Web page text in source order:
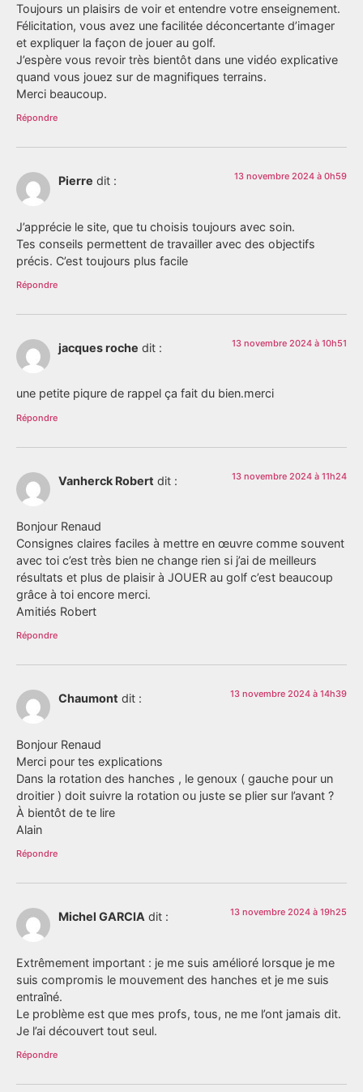
Toujours un plaisirs de voir et entendre votre enseignement.
Félicitation, vous avez une facilitée déconcertante d’imager
et expliquer la façon de jouer au golf.
J’espère vous revoir très bientôt dans une vidéo explicative
quand vous jouez sur de magnifiques terrains.
Merci beaucoup.
Répondre
Pierre dit : 13 novembre 2024 à 0h59
J’apprécie le site, que tu choisis toujours avec soin.
Tes conseils permettent de travailler avec des objectifs
précis. C’est toujours plus facile
Répondre
jacques roche dit : 13 novembre 2024 à 10h51
une petite piqure de rappel ça fait du bien.merci
Répondre
Vanherck Robert dit : 13 novembre 2024 à 11h24
Bonjour Renaud
Consignes claires faciles à mettre en œuvre comme souvent
avec toi c’est très bien ne change rien si j’ai de meilleurs
résultats et plus de plaisir à JOUER au golf c’est beaucoup
grâce à toi encore merci.
Amitiés Robert
Répondre
Chaumont dit : 13 novembre 2024 à 14h39
Bonjour Renaud
Merci pour tes explications
Dans la rotation des hanches , le genoux ( gauche pour un
droitier ) doit suivre la rotation ou juste se plier sur l’avant ?
À bientôt de te lire
Alain
Répondre
Michel GARCIA dit : 13 novembre 2024 à 19h25
Extrêmement important : je me suis amélioré lorsque je me
suis compromis le mouvement des hanches et je me suis
entraîné.
Le problème est que mes profs, tous, ne me l’ont jamais dit.
Je l’ai découvert tout seul.
Répondre